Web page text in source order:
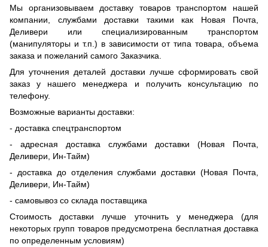
Мы организовываем доставку товаров транспортом нашей
компании, службами доставки такими как Новая Почта,
Деливери или специализированным транспортом
(манипуляторы и т.п.) в зависимости от типа товара, объема
заказа и пожеланий самого Заказчика.
Для уточнения деталей доставки лучше сформировать свой
заказ у нашего менеджера и получить консультацию по
телефону.
Возможные варианты доставки:
- доставка спецтранспортом
- адресная доставка службами доставки (Новая Почта,
Деливери, Ин-Тайм)
- доставка до отделения службами доставки (Новая Почта,
Деливери, Ин-Тайм)
- самовывоз со склада поставщика
Стоимость доставки лучше уточнить у менеджера (для
некоторых групп товаров предусмотрена бесплатная доставка
по определенным условиям)